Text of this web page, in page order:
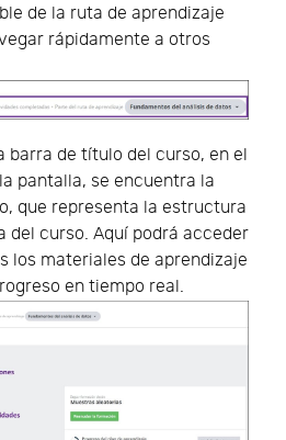
de la ruta de aprendizaje
rápidamente a otros
barra de título del curso, en el
pantalla, se encuentra la
que representa la estructura
del curso. Aquí podrá acceder
los materiales de aprendizaje
en tiempo real.